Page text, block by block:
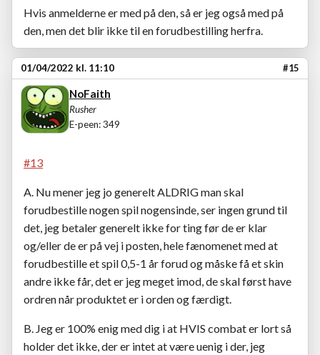
Hvis anmelderne er med på den, så er jeg også med på
den, men det blir ikke til en forudbestilling herfra.
01/04/2022 kl. 11:10 #15
NoFaith
Rusher
E-peen: 349
#13
A. Nu mener jeg jo generelt ALDRIG man skal
forudbestille nogen spil nogensinde, ser ingen grund til
det, jeg betaler generelt ikke for ting før de er klar
og/eller de er på vej i posten, hele fænomenet med at
forudbestille et spil 0,5-1 år forud og måske få et skin
andre ikke får, det er jeg meget imod, de skal først have
ordren når produktet er i orden og færdigt.
B. Jeg er 100% enig med dig i at HVIS combat er lort så
holder det ikke, der er intet at være uenig i der, jeg